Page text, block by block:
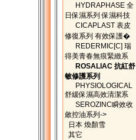
HYDRAPHASE 全
日保濕系列 保濕科技
CICAPLAST 表皮
修復系列 有效保護�
REDERMIC[C] 瑞
得美青春無痕緊緻系
ROSALIAC 抗紅舒
敏修護系列
PHYSIOLOGICAL
舒緩保濕高效清潔系
SEROZINC瞬效收
斂控油系列->
日本 煥顏雪
其它